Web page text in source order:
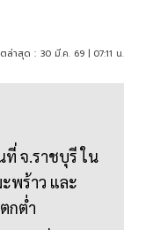
ล่าสุด : 30 มี.ค. 69 | 07:11 น.
จ.ราชบุรี ใน
พร้าว และ
กต่ำ